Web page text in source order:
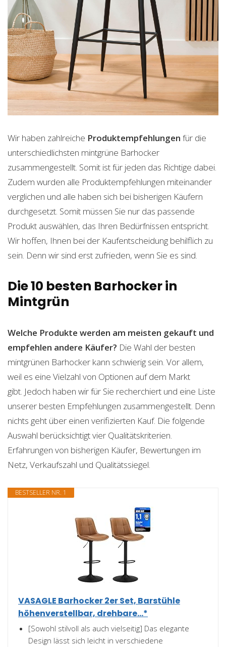
Wir haben zahlreiche Produktempfehlungen für die
unterschiedlichsten mintgrüne Barhocker
zusammengestellt. Somit ist für jeden das Richtige dabei.
Zudem wurden alle Produktempfehlungen miteinander
verglichen und alle haben sich bei bisherigen Käufern
durchgesetzt. Somit müssen Sie nur das passende
Produkt auswählen, das Ihren Bedürfnissen entspricht.
Wir hoffen, Ihnen bei der Kaufentscheidung behilflich zu
sein. Denn wir sind erst zufrieden, wenn Sie es sind.
Die 10 besten Barhocker in
Mintgrün
Welche Produkte werden am meisten gekauft und
empfehlen andere Käufer? Die Wahl der besten
mintgrünen Barhocker kann schwierig sein. Vor allem,
weil es eine Vielzahl von Optionen auf dem Markt
gibt. Jedoch haben wir für Sie recherchiert und eine Liste
unserer besten Empfehlungen zusammengestellt. Denn
nichts geht über einen verifizierten Kauf. Die folgende
Auswahl berücksichtigt vier Qualitätskriterien.
Erfahrungen von bisherigen Käufer, Bewertungen im
Netz, Verkaufszahl und Qualitätssiegel.
BESTSELLER NR. 1
VASAGLE Barhocker 2er Set, Barstühle
höhenverstellbar, drehbare...*
[Sowohl stilvoll als auch vielseitig] Das elegante
Design lässt sich leicht in verschiedene